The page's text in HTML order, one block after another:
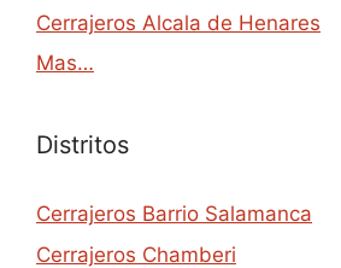
Cerrajeros Alcala de Henares
Mas…
Distritos
Cerrajeros Barrio Salamanca
Cerrajeros Chamberi